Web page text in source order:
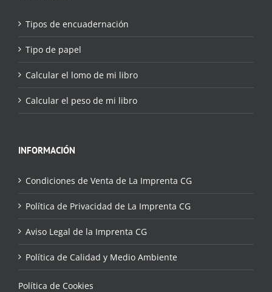
Tipos de encuadernación
Tipo de papel
Calcular el lomo de mi libro
Calcular el peso de mi libro
INFORMACIÓN
Condiciones de Venta de La Imprenta CG
Política de Privacidad de La Imprenta CG
Aviso Legal de la Imprenta CG
Política de Calidad y Medio Ambiente
Política de Cookies